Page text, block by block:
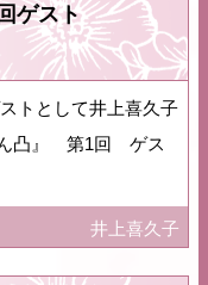
ゲスト
トとして井上喜久子
ん凸』 第1回 ゲス
井上喜久子